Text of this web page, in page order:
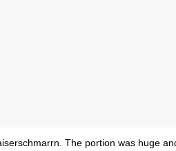
The portion was huge